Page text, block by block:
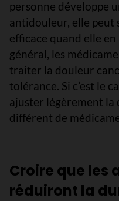
personne développe
antidouleur, elle peut
efficace quand elle
général, les
traiter la douleur
tolérance. Si c’est le
ajuster légèrement la
différent de
Croire que les
réduiront la